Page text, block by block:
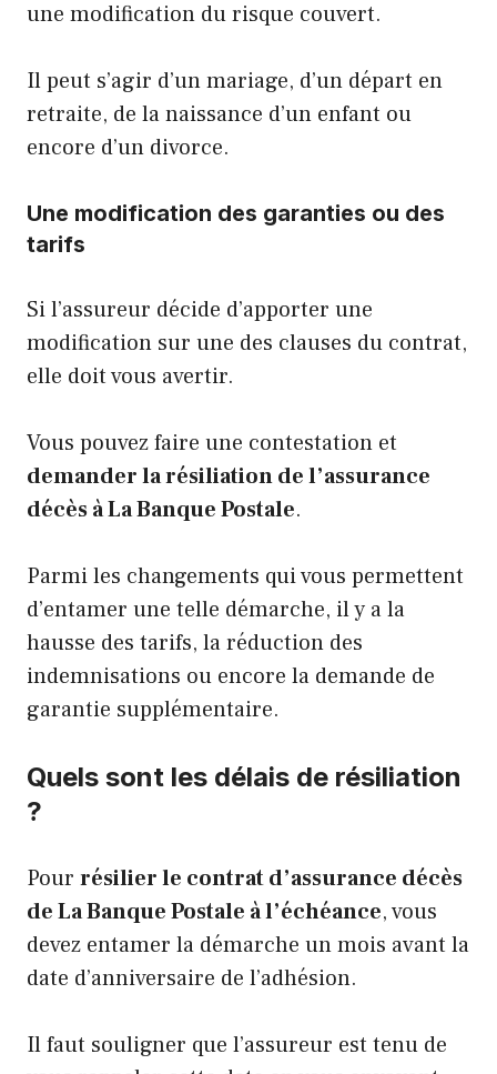
une modification du risque couvert.
Il peut s’agir d’un mariage, d’un départ en
retraite, de la naissance d’un enfant ou
encore d’un divorce.
Une modification des garanties ou des
tarifs
Si l’assureur décide d’apporter une
modification sur une des clauses du contrat,
elle doit vous avertir.
Vous pouvez faire une contestation et
demander la résiliation de l’assurance
décès à La Banque Postale.
Parmi les changements qui vous permettent
d’entamer une telle démarche, il y a la
hausse des tarifs, la réduction des
indemnisations ou encore la demande de
garantie supplémentaire.
Quels sont les délais de résiliation
?
Pour résilier le contrat d’assurance décès
de La Banque Postale à l’échéance, vous
devez entamer la démarche un mois avant la
date d’anniversaire de l’adhésion.
Il faut souligner que l’assureur est tenu de